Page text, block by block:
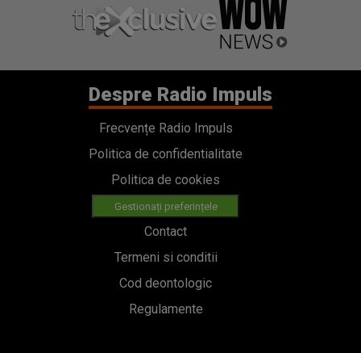
Despre Radio Impuls
Frecvențe Radio Impuls
Politica de confidentialitate
Politica de cookies
Gestionați preferințele
Contact
Termeni si conditii
Cod deontologic
Regulamente